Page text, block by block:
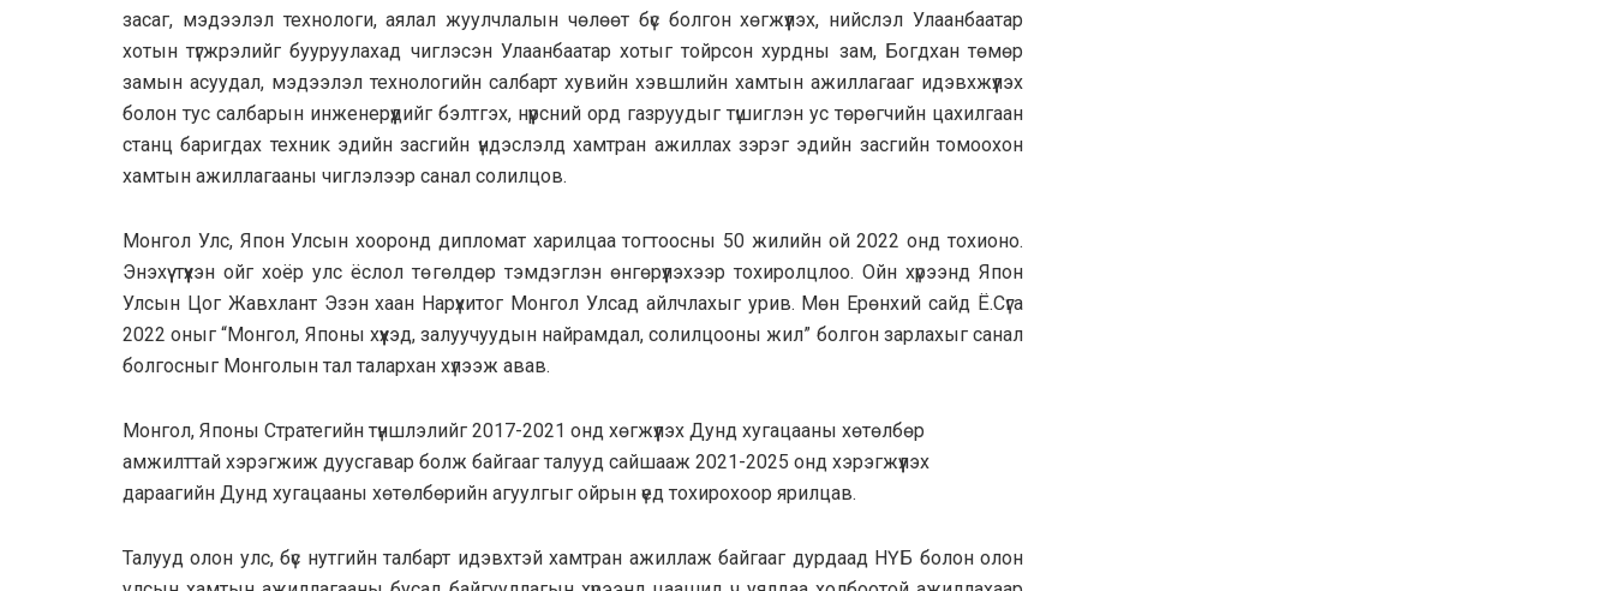
засаг, мэдээлэл технологи, аялал жуулчлалын чөлөөт бүс болгон хөгжүүлэх, нийслэл Улаанбаатар
хотын түгжрэлийг бууруулахад чиглэсэн Улаанбаатар хотыг тойрсон хурдны зам, Богдхан төмөр
замын асуудал, мэдээлэл технологийн салбарт хувийн хэвшлийн хамтын ажиллагааг идэвхжүүлэх
болон тус салбарын инженерүүдийг бэлтгэх, нүүрсний орд газруудыг түшиглэн ус төрөгчийн цахилгаан
станц баригдах техник эдийн засгийн үндэслэлд хамтран ажиллах зэрэг эдийн засгийн томоохон
хамтын ажиллагааны чиглэлээр санал солилцов.
Монгол Улс, Япон Улсын хооронд дипломат харилцаа тогтоосны 50 жилийн ой 2022 онд тохионо.
Энэхүү түүхэн ойг хоёр улс ёслол төгөлдөр тэмдэглэн өнгөрүүлэхээр тохиролцлоо. Ойн хүрээнд Япон
Улсын Цог Жавхлант Эзэн хаан Нарүхитог Монгол Улсад айлчлахыг урив. Мөн Ерөнхий сайд Ё.Сүга
2022 оныг “Монгол, Японы хүүхэд, залуучуудын найрамдал, солилцооны жил” болгон зарлахыг санал
болгосныг Монголын тал талархан хүлээж авав.
Монгол, Японы Стратегийн түншлэлийг 2017-2021 онд хөгжүүлэх Дунд хугацааны хөтөлбөр
амжилттай хэрэгжиж дуусгавар болж байгааг талууд сайшааж 2021-2025 онд хэрэгжүүлэх
дараагийн Дунд хугацааны хөтөлбөрийн агуулгыг ойрын үед тохирохоор ярилцав.
Талууд олон улс, бүс нутгийн талбарт идэвхтэй хамтран ажиллаж байгааг дурдаад НҮБ болон олон